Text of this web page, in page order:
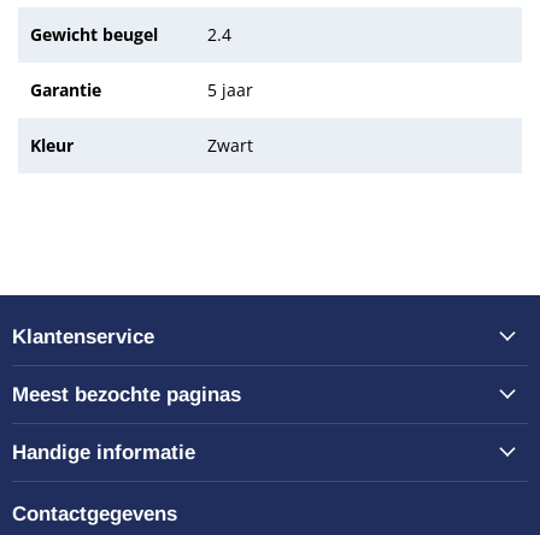
Gewicht beugel 2.4
Garantie 5 jaar
Kleur Zwart
Klantenservice
Meest bezochte paginas
Handige informatie
Contactgegevens